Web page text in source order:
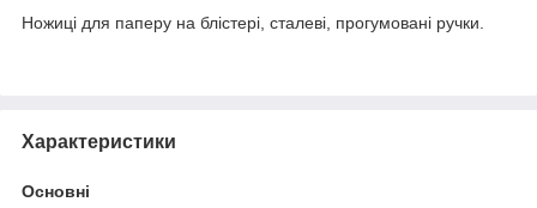
Ножиці для паперу на блістері, сталеві, прогумовані ручки.
Характеристики
Основні